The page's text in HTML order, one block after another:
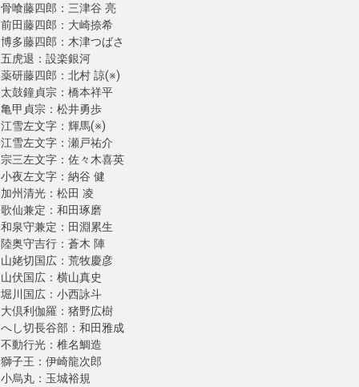
骨喰藤四郎：三津谷 亮
前田藤四郎：大崎捺希
博多藤四郎：木津つばさ
五虎退：設楽銀河
薬研藤四郎：北村 諒(※)
太鼓鐘貞宗：橋本祥平
亀甲貞宗：松井勇歩
江雪左文字：輝馬(※)
江雪左文字：瀬戸祐介
宗三左文字：佐々木喜英
小夜左文字：納谷 健
加州清光：松田 凌
歌仙兼定：和田琢磨
和泉守兼定：田淵累生
陸奥守吉行：蒼木 陣
山姥切国広：荒牧慶彦
山伏国広：横山真史
堀川国広：小西詠斗
大倶利伽羅：猪野広樹
へし切長谷部：和田雅成
不動行光：椎名鯛造
獅子王：伊崎龍次郎
小烏丸：玉城裕規